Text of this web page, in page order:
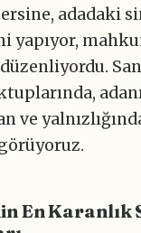
adadaki
yapıyor,
ve
En Karanlık